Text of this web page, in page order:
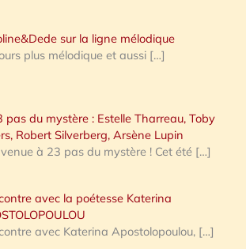
sur la ligne mélodique
plus mélodique et aussi […]
pas du mystère : Estelle Tharreau, Toby
Robert Silverberg, Arsène Lupin
à 23 pas du mystère ! Cet été […]
avec la poétesse Katerina
avec Katerina Apostolopoulou, […]